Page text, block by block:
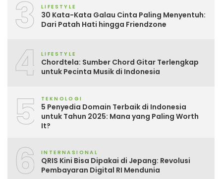
3 LIFESTYLE
30 Kata-Kata Galau Cinta Paling Menyentuh:
Dari Patah Hati hingga Friendzone
4 LIFESTYLE
Chordtela: Sumber Chord Gitar Terlengkap
untuk Pecinta Musik di Indonesia
5 TEKNOLOGI
5 Penyedia Domain Terbaik di Indonesia
untuk Tahun 2025: Mana yang Paling Worth
It?
6 INTERNASIONAL
QRIS Kini Bisa Dipakai di Jepang: Revolusi
Pembayaran Digital RI Mendunia